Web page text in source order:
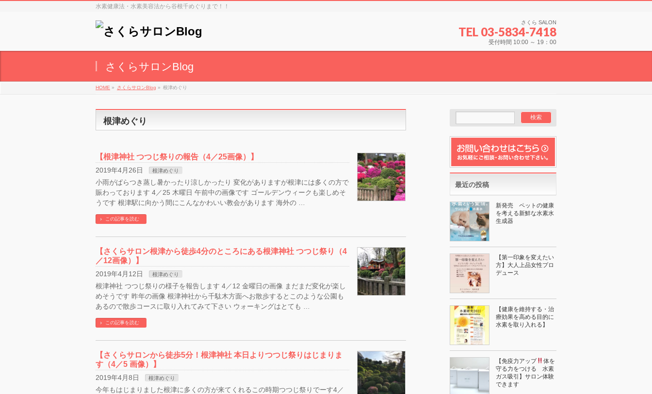
水素健康法・水素美容法から谷根千めぐりまで！！
さくら SALON
TEL 03-5834-7418
受付時間 10:00 ～ 19：00
さくらサロンBlog
HOME » さくらサロンBlog » 根津めぐり
根津めぐり
【根津神社 つつじ祭りの報告（4／25画像）】
2019年4月26日 根津めぐり
小雨がぱらつき蒸し暑かったり涼しかったり 変化がありますが根津には多くの方で
賑わっております 4／25 木曜日 午前中の画像です ゴールデンウィークも楽しめそ
うです 根津駅に向かう間にこんなかわいい教会があります 海外の …
この記事を読む
【さくらサロン根津から徒歩4分のところにある根津神社 つつじ祭り（4
／12画像）】
2019年4月12日 根津めぐり
根津神社 つつじ祭りの様子を報告します 4／12 金曜日の画像 まだまだ変化が楽し
めそうです 昨年の画像 根津神社から千駄木方面へお散歩するとこのような公園も
あるので散歩コースに取り入れてみて下さい ウォーキングはとても …
この記事を読む
【さくらサロンから徒歩5分！根津神社 本日よりつつじ祭りはじまりま
す（4／5 画像）】
2019年4月8日 根津めぐり
今年もはじまりました根津に多くの方が来てくれるこの時期つつじ祭りでーす4／
最近の投稿
新発売 ペットの健康
を考える新鮮な水素水
生成器
【第一印象を変えたい
方】大人上品女性プロ
デュース
【健康を維持する・治
療効果を高める目的に
水素を取り入れる】
【免疫力アップ
体を
守る力をつける 水素
ガス吸引】サロン体験
できます